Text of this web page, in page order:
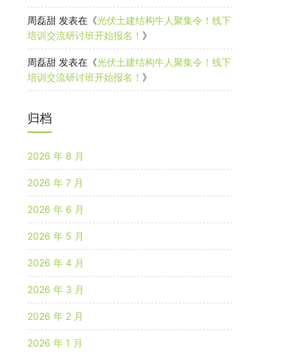
周磊甜 发表在《光伏土建结构牛人聚集令！线下
培训交流研讨班开始报名！ 》
周磊甜 发表在《光伏土建结构牛人聚集令！线下
培训交流研讨班开始报名！ 》
归档
2026 年 8 月
2026 年 7 月
2026 年 6 月
2026 年 5 月
2026 年 4 月
2026 年 3 月
2026 年 2 月
2026 年 1 月